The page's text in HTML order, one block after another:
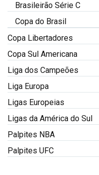
Brasileirão Série C
Copa do Brasil
Copa Libertadores
Copa Sul Americana
Liga dos Campeões
Liga Europa
Ligas Europeias
Ligas da América do Sul
Palpites NBA
Palpites UFC